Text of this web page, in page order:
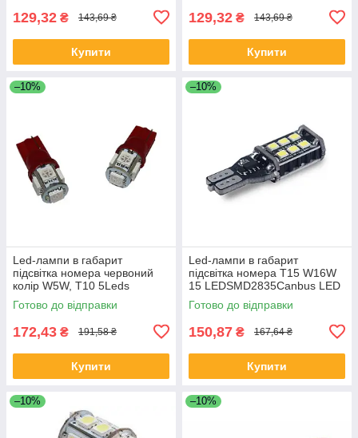
129,32 ₴ 143,69 ₴
Купити
129,32 ₴ 143,69 ₴
Купити
–10%
Led-лампи в габарит
підсвітка номера червоний
колір W5W, Т10 5Leds
5050SMD, 12V.
Готово до відправки
172,43 ₴ 191,58 ₴
Купити
–10%
Led-лампи в габарит
підсвітка номера T15 W16W
15 LEDSMD2835Canbus LED
12V.Супер яскраві
Готово до відправки
150,87 ₴ 167,64 ₴
Купити
–10% –10%